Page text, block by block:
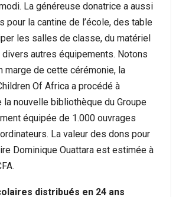
La généreuse donatrice a aussi
la cantine de l’école, des table
les salles de classe, du matériel
autres équipements. Notons
marge de cette cérémonie, la
Of Africa a procédé à
la nouvelle bibliothèque du Groupe
équipée de 1.000 ouvrages
La valeur des dons pour
Dominique Ouattara est estimée à
distribués en 24 ans